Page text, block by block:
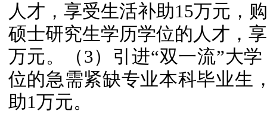
人才，享受生活补助15万元，
硕士研究生学历学位的人才，
万元。（3）引进“双一流”大
位的急需紧缺专业本科毕业生
助1万元。